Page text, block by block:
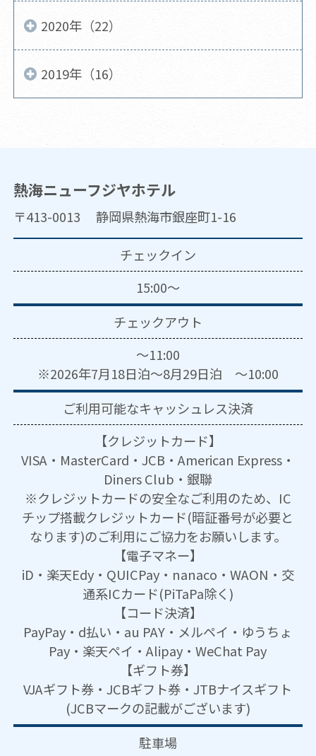
2020年（22）
2019年（16）
熱海ニューフジヤホテル
〒413-0013 静岡県熱海市銀座町1-16
チェックイン
15:00～
チェックアウト
～11:00
※2026年7月18日泊～8月29日泊 ～10:00
ご利用可能なキャッシュレス決済
【クレジットカード】
VISA・MasterCard・JCB・American Express・
Diners Club・銀聯
※クレジットカードの安全なご利用のため、IC
チップ搭載クレジットカード(暗証番号が必要と
なります)のご利用にご協力をお願いします。
【電子マネー】
iD・楽天Edy・QUICPay・nanaco・WAON・交
通系ICカード(PiTaPa除く)
【コード決済】
PayPay・d払い・au PAY・メルペイ・ゆうちょ
Pay・楽天ペイ・Alipay・WeChat Pay
【ギフト券】
VJAギフト券・JCBギフト券・JTBナイスギフト
(JCBマークの記載がございます)
駐車場